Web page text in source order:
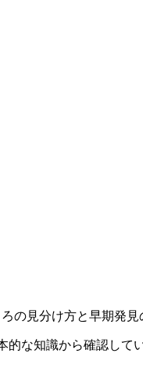
の見分け方と早期発見
な知識から確認して